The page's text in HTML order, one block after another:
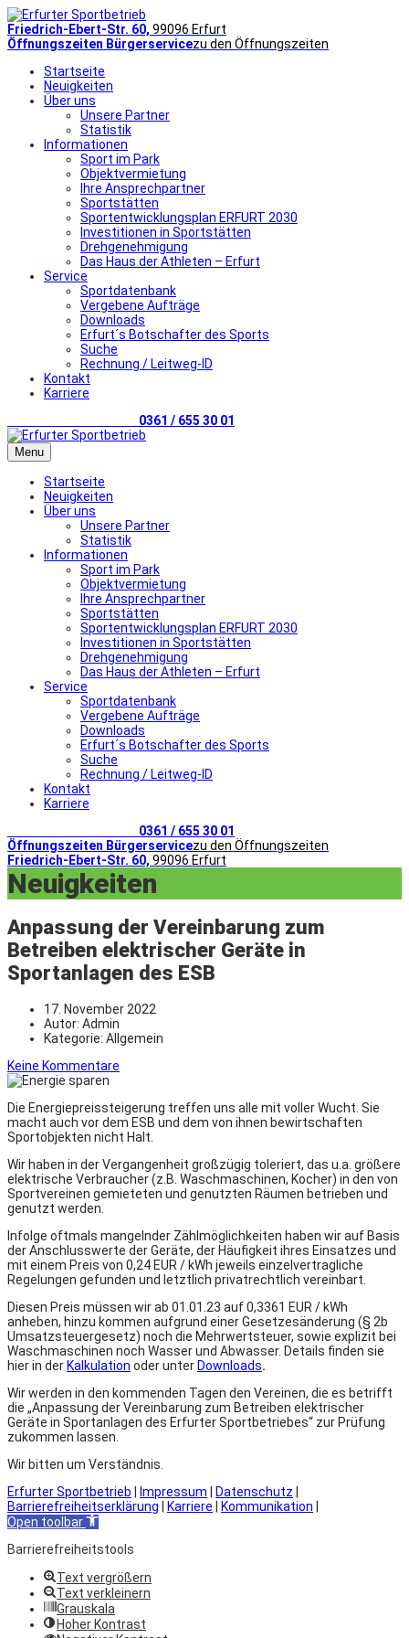
Friedrich-Ebert-Str. 60, 99096 Erfurt
Öffnungszeiten Bürgerservicezu den Öffnungszeiten
Startseite
Neuigkeiten
Über uns
Unsere Partner
Statistik
Informationen
Sport im Park
Objektvermietung
Ihre Ansprechpartner
Sportstätten
Sportentwicklungsplan ERFURT 2030
Investitionen in Sportstätten
Drehgenehmigung
Das Haus der Athleten – Erfurt
Service
Sportdatenbank
Vergebene Aufträge
Downloads
Erfurt´s Botschafter des Sports
Suche
Rechnung / Leitweg-ID
Kontakt
Karriere
0361 / 655 30 01
Menu
Startseite
Neuigkeiten
Über uns
Unsere Partner
Statistik
Informationen
Sport im Park
Objektvermietung
Ihre Ansprechpartner
Sportstätten
Sportentwicklungsplan ERFURT 2030
Investitionen in Sportstätten
Drehgenehmigung
Das Haus der Athleten – Erfurt
Service
Sportdatenbank
Vergebene Aufträge
Downloads
Erfurt´s Botschafter des Sports
Suche
Rechnung / Leitweg-ID
Kontakt
Karriere
0361 / 655 30 01
Öffnungszeiten Bürgerservicezu den Öffnungszeiten
Friedrich-Ebert-Str. 60, 99096 Erfurt
Neuigkeiten
Anpassung der Vereinbarung zum
Betreiben elektrischer Geräte in
Sportanlagen des ESB
17. November 2022
Autor: Admin
Kategorie: Allgemein
Keine Kommentare
Die Energiepreissteigerung treffen uns alle mit voller Wucht. Sie
macht auch vor dem ESB und dem von ihnen bewirtschaften
Sportobjekten nicht Halt.
Wir haben in der Vergangenheit großzügig toleriert, das u.a. größere
elektrische Verbraucher (z.B. Waschmaschinen, Kocher) in den von
Sportvereinen gemieteten und genutzten Räumen betrieben und
genutzt werden.
Infolge oftmals mangelnder Zählmöglichkeiten haben wir auf Basis
der Anschlusswerte der Geräte, der Häufigkeit ihres Einsatzes und
mit einem Preis von 0,24 EUR / kWh jeweils einzelvertragliche
Regelungen gefunden und letztlich privatrechtlich vereinbart.
Diesen Preis müssen wir ab 01.01.23 auf 0,3361 EUR / kWh
anheben, hinzu kommen aufgrund einer Gesetzesänderung (§ 2b
Umsatzsteuergesetz) noch die Mehrwertsteuer, sowie explizit bei
Waschmaschinen noch Wasser und Abwasser. Details finden sie
hier in derKalkulation oder unterDownloads.
Wir werden in den kommenden Tagen den Vereinen, die es betrifft
die „Anpassung der Vereinbarung zum Betreiben elektrischer
Geräte in Sportanlagen des Erfurter Sportbetriebes“ zur Prüfung
zukommen lassen.
Wir bitten um Verständnis.
Erfurter Sportbetrieb | Impressum | Datenschutz |
Barrierefreiheitserklärung | Karriere | Kommunikation |
Open toolbar
Barrierefreiheitstools
Text vergrößern
Text verkleinern
Grauskala
Hoher Kontrast